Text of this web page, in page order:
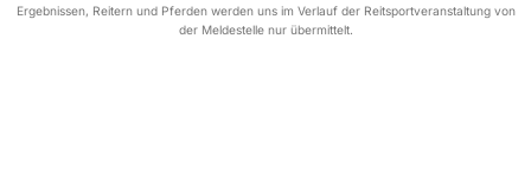
Ergebnissen, Reitern und Pferden werden uns im Verlauf der Reitsportveranstaltung von
der Meldestelle nur übermittelt.